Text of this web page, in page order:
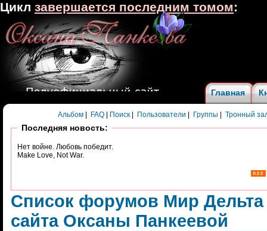
Главная
Альбом FAQ Поиск Пользователи Группы Тронный
Последняя новость:
Нет войне. Любовь победит.
Make Love, Not War.
Список форумов Мир
сайта Оксаны Панкеевой
Цикл завершается последним томом: